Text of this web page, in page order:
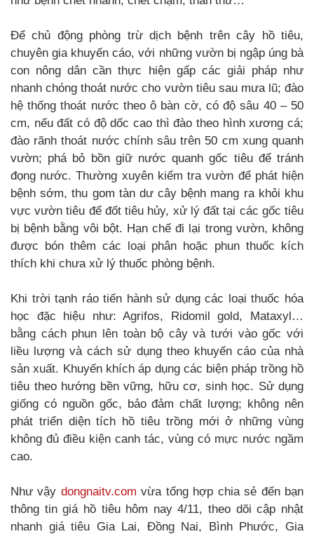
Để chủ động phòng trừ dịch bệnh trên cây hồ tiêu,
chuyên gia khuyến cáo, với những vườn bị ngập úng bà
con nông dân cần thực hiện gấp các giải pháp như
nhanh chóng thoát nước cho vườn tiêu sau mưa lũ; đào
hệ thống thoát nước theo ô bàn cờ, có độ sâu 40 – 50
cm, nếu đất có độ dốc cao thì đào theo hình xương cá;
đào rãnh thoát nước chính sâu trên 50 cm xung quanh
vườn; phá bỏ bồn giữ nước quanh gốc tiêu để tránh
đọng nước. Thường xuyên kiểm tra vườn để phát hiện
bệnh sớm, thu gom tàn dư cây bệnh mang ra khỏi khu
vực vườn tiêu để đốt tiêu hủy, xử lý đất tại các gốc tiêu
bị bệnh bằng vôi bột. Hạn chế đi lại trong vườn, không
được bón thêm các loại phân hoặc phun thuốc kích
thích khi chưa xử lý thuốc phòng bệnh.
Khi trời tạnh ráo tiến hành sử dụng các loại thuốc hóa
học đặc hiệu như: Agrifos, Ridomil gold, Mataxyl…
bằng cách phun lên toàn bộ cây và tưới vào gốc với
liều lượng và cách sử dụng theo khuyến cáo của nhà
sản xuất. Khuyến khích áp dụng các biện pháp trồng hồ
tiêu theo hướng bền vững, hữu cơ, sinh học. Sử dụng
giống có nguồn gốc, bảo đảm chất lượng; không nên
phát triển diện tích hồ tiêu trồng mới ở những vùng
không đủ điều kiện canh tác, vùng có mực nước ngầm
cao.
Như vậy dongnaitv.com vừa tổng hợp chia sẻ đến bạn
thông tin giá hồ tiêu hôm nay 4/11, theo dõi cập nhật
nhanh giá tiêu Gia Lai, Đồng Nai, Bình Phước, Gia